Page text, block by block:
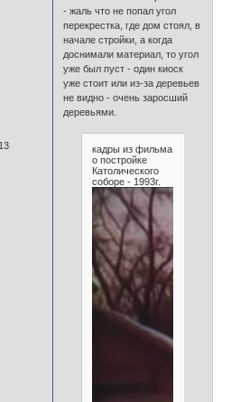
- жаль что не попал угол
перекрестка, где дом стоял, в
начале стройки, а когда
доснимали материал, то угол
уже был пуст - один киоск
уже стоит или из-за деревьев
не видно - очень заросший
деревьями.
кадры из фильма
о постройке
Католического
соборе - 1993г.